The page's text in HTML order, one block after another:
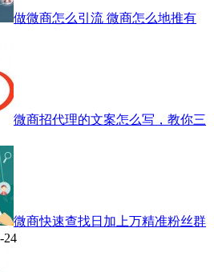
做微商怎么引流 微商怎么地推有
微商招代理的文案怎么写，教你三
微商快速查找日加上万精准粉丝群
24